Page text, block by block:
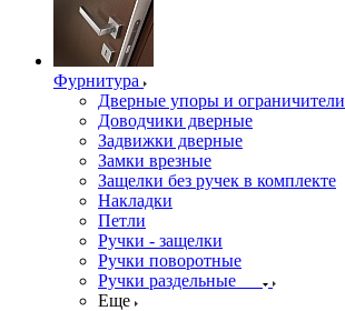
Фурнитура
Дверные упоры и ограничители
Доводчики дверные
Задвижки дверные
Замки врезные
Защелки без ручек в комплекте
Накладки
Петли
Ручки - защелки
Ручки поворотные
Ручки раздельные
Еще